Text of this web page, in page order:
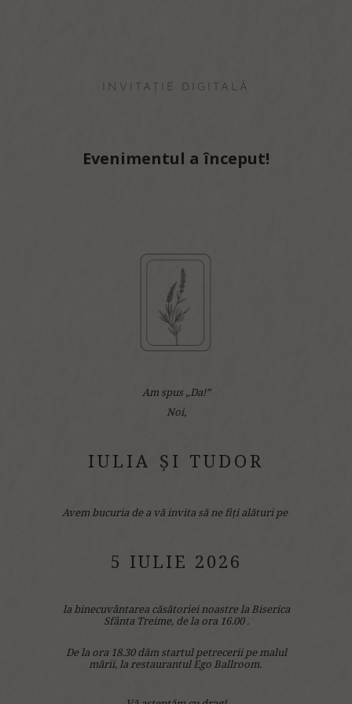
INVITAȚIE DIGITALĂ
Evenimentul a început!
Am spus „Da!”
Noi,
IULIA ȘI TUDOR
Avem bucuria de a vă invita să ne fiți alături pe
5 IULIE 2026
la binecuvântarea căsătoriei noastre la Biserica
Sfânta Treime, de la ora 16.00 .
De la ora 18.30 dăm startul petrecerii pe malul
mării, la restaurantulEgo Ballroom.